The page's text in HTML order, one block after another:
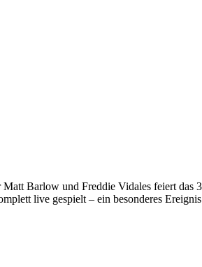
Barlow und Freddie Vidales feiert das
live gespielt – ein besonderes